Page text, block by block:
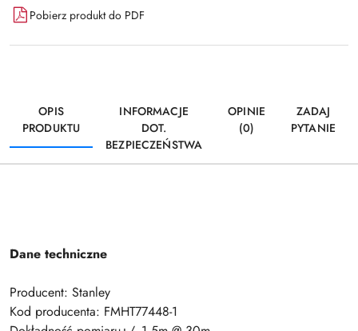
Pobierz produkt do PDF
OPIS
PRODUKTU
INFORMACJE
DOT.
BEZPIECZEŃSTWA
OPINIE
(0)
ZADAJ
PYTANIE
Dane techniczne
Producent: Stanley
Kod producenta: FMHT77448-1